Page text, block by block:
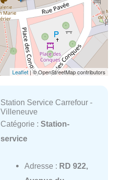
Leaflet| © OpenStreetMap contributors
Station Service Carrefour -
Villeneuve
Catégorie : Station-
service
Adresse : RD 922,